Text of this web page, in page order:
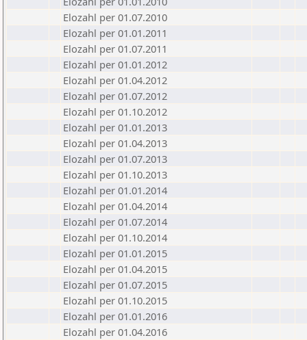
Elozahl per 01.07.2010
Elozahl per 01.01.2011
Elozahl per 01.07.2011
Elozahl per 01.01.2012
Elozahl per 01.04.2012
Elozahl per 01.07.2012
Elozahl per 01.10.2012
Elozahl per 01.01.2013
Elozahl per 01.04.2013
Elozahl per 01.07.2013
Elozahl per 01.10.2013
Elozahl per 01.01.2014
Elozahl per 01.04.2014
Elozahl per 01.07.2014
Elozahl per 01.10.2014
Elozahl per 01.01.2015
Elozahl per 01.04.2015
Elozahl per 01.07.2015
Elozahl per 01.10.2015
Elozahl per 01.01.2016
Elozahl per 01.04.2016